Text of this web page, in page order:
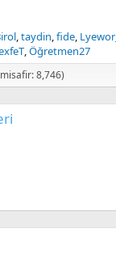
taydin fide Lyewor_
Öğretmen27
8,746)